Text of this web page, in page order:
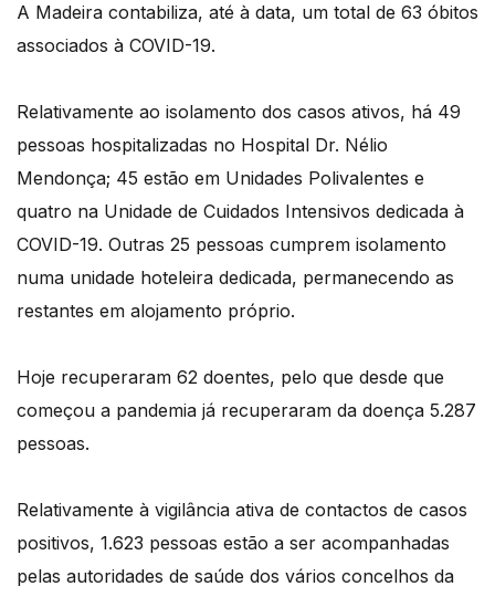
A Madeira contabiliza, até à data, um total de 63 óbitos
associados à COVID-19.
Relativamente ao isolamento dos casos ativos, há 49
pessoas hospitalizadas no Hospital Dr. Nélio
Mendonça; 45 estão em Unidades Polivalentes e
quatro na Unidade de Cuidados Intensivos dedicada à
COVID-19. Outras 25 pessoas cumprem isolamento
numa unidade hoteleira dedicada, permanecendo as
restantes em alojamento próprio.
Hoje recuperaram 62 doentes, pelo que desde que
começou a pandemia já recuperaram da doença 5.287
pessoas.
Relativamente à vigilância ativa de contactos de casos
positivos, 1.623 pessoas estão a ser acompanhadas
pelas autoridades de saúde dos vários concelhos da